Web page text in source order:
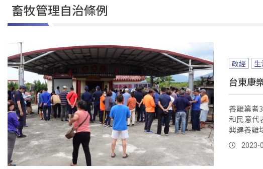
畜牧管理自治條例
政經 生
台東康
養雞業者
和民意代
興建養雞
2023-